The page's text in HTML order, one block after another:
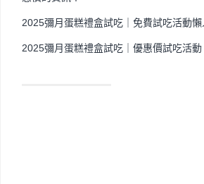
2025彌月蛋糕禮盒試吃｜免費試吃活動
2025彌月蛋糕禮盒試吃｜優惠價試吃活